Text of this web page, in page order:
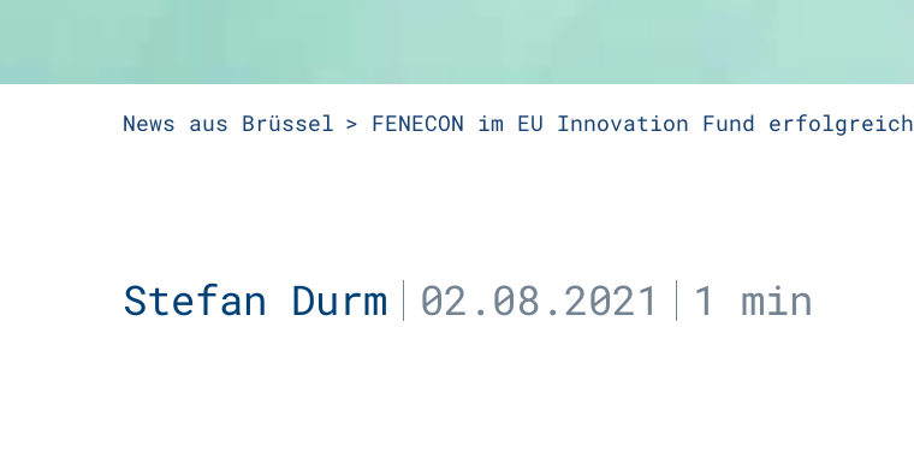
News aus Brüssel FENECON im EU Innovation Fund erfolgreich
Stefan Durm 02.08.2021 1 min